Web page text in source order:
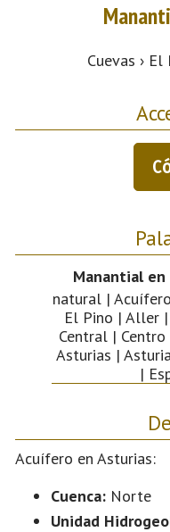
Cuevas ›
Manantial en
natural |
El Pino | Aller
Central |
Asturias |
|
Acuífero en Asturias:
Cuenca: Norte
Unidad